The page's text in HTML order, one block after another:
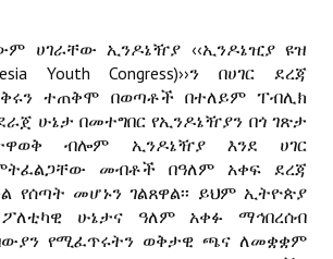
ሀገራቸው ኢንዶኔዥያ ‹‹ኢንዶኔዢያ ዩዝ
Youth Congress)››ን በሀገር ደረጃ
ተጠቅሞ በወጣቶች በተለይም ፐብሊክ
ሁኔታ በመተግበር የኢንዶኔዥያን በጎ ገጽታ
ብሎም ኢንዶኔዥያ እንደ ሀገር
መብቶች በዓለም አቀፍ ደረጃ
የሰጣት መሆኑን ገልጸዋል፡፡ ይህም ኢትዮጵያ
ሁኔታና ዓለም አቀፉ ማኅበረሰብ
የሚፈጥሩትን ወቅታዊ ጫና ለመቋቋም